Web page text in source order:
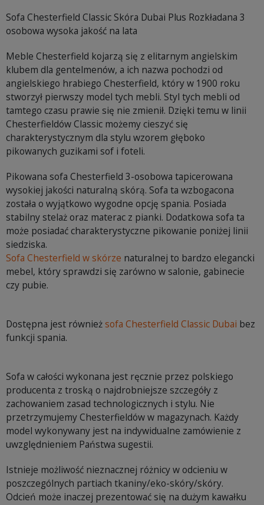
Sofa Chesterfield Classic Skóra Dubai Plus Rozkładana 3
osobowa wysoka jakość na lata
Meble Chesterfield kojarzą się z elitarnym angielskim
klubem dla gentelmenów, a ich nazwa pochodzi od
angielskiego hrabiego Chesterfield, który w 1900 roku
stworzył pierwszy model tych mebli. Styl tych mebli od
tamtego czasu prawie się nie zmienił. Dzięki temu w linii
Chesterfieldów Classic możemy cieszyć się
charakterystycznym dla stylu wzorem głęboko
pikowanych guzikami sof i foteli.
Pikowana sofa Chesterfield 3-osobowa tapicerowana
wysokiej jakości naturalną skórą. Sofa ta wzbogacona
została o wyjątkowo wygodne opcję spania. Posiada
stabilny stelaż oraz materac z pianki. Dodatkowa sofa ta
może posiadać charakterystyczne pikowanie poniżej linii
siedziska.
Sofa Chesterfield w skórze naturalnej to bardzo elegancki
mebel, który sprawdzi się zarówno w salonie, gabinecie
czy pubie.
Dostępna jest równieżsofa Chesterfield Classic Dubai bez
funkcji spania.
Sofa w całości wykonana jest ręcznie przez polskiego
producenta z troską o najdrobniejsze szczegóły z
zachowaniem zasad technologicznych i stylu. Nie
przetrzymujemy Chesterfieldów w magazynach. Każdy
model wykonywany jest na indywidualne zamówienie z
uwzględnieniem Państwa sugestii.
Istnieje możliwość nieznacznej różnicy w odcieniu w
poszczególnych partiach tkaniny/eko-skóry/skóry.
Odcień może inaczej prezentować się na dużym kawałku